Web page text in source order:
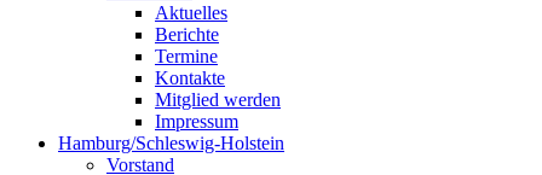
Aktuelles
Berichte
Termine
Kontakte
Mitglied werden
Impressum
Hamburg/Schleswig-Holstein
Vorstand